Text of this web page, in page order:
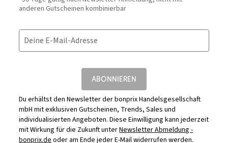
anderen Gutscheinen kombinierbar
Deine E-Mail-Adresse
ABONNIEREN
Du erhältst den Newsletter der bonprix Handelsgesellschaft
mbH mit exklusiven Gutscheinen, Trends, Sales und
individualisierten Angeboten. Diese Einwilligung kann jederzeit
mit Wirkung für die Zukunft unterNewsletter Abmeldung -
bonprix.deoder am Ende jeder E-Mail widerrufen werden.